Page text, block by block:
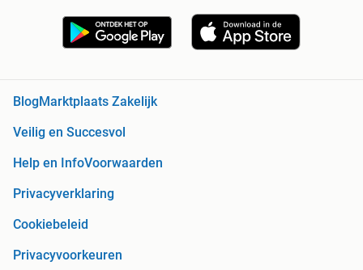
BlogMarktplaats Zakelijk
Veilig en Succesvol
Help en InfoVoorwaarden
Privacyverklaring
Cookiebeleid
Privacyvoorkeuren